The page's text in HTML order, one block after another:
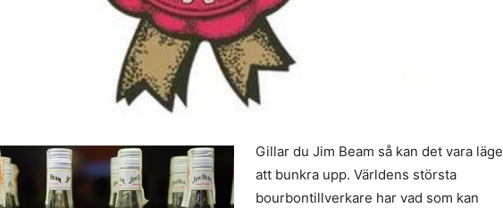
Gillar du Jim Beam så kan det vara läge
att bunkra upp. Världens största
bourbontillverkare har vad som kan